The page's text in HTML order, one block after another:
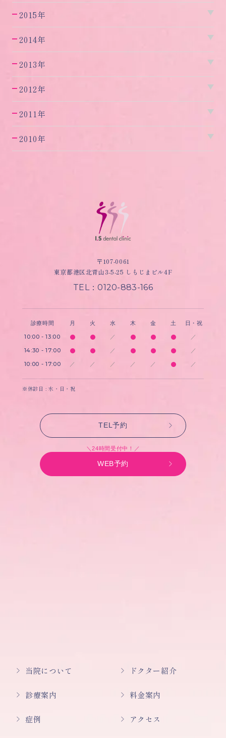
2015年
2014年
2013年
2012年
2011年
2010年
〒107-0061
東京都港区北青山3-5-25 しもじまビル4F
TEL：0120-883-166
診療時間 月 火 水 木 金 土 日・祝
10:00 - 13:00 ／ ／
14:30 - 17:00 ／ ／
10:00 - 17:00 ／ ／ ／ ／ ／ ／
※休診日 : 水・日・祝
TEL予約
＼24時間受付中！／
WEB予約
当院について ドクター紹介
診療案内 料金案内
症例 アクセス